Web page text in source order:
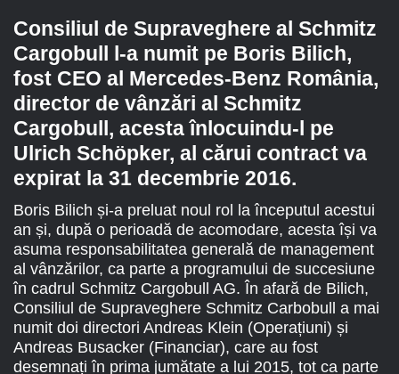
Consiliul de Supraveghere al Schmitz
Cargobull l-a numit pe Boris Bilich,
fost CEO al Mercedes-Benz România,
director de vânzări al Schmitz
Cargobull, acesta înlocuindu-l pe
Ulrich Schöpker, al cărui contract va
expirat la 31 decembrie 2016.
Boris Bilich și-a preluat noul rol la începutul acestui
an și, după o perioadă de acomodare, acesta își va
asuma responsabilitatea generală de management
al vânzărilor, ca parte a programului de succesiune
în cadrul Schmitz Cargobull AG. În afară de Bilich,
Consiliul de Supraveghere Schmitz Carbobull a mai
numit doi directori Andreas Klein (Operațiuni) și
Andreas Busacker (Financiar), care au fost
desemnați în prima jumătate a lui 2015, tot ca parte